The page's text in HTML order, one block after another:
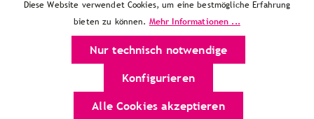
Diese Website verwendet Cookies, um eine bestmögliche Erfahrung
bieten zu können. Mehr Informationen ...
Nur technisch notwendige
Konfigurieren
Alle Cookies akzeptieren